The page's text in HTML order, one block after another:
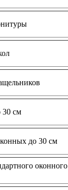
30 см
до 30 см
оконного